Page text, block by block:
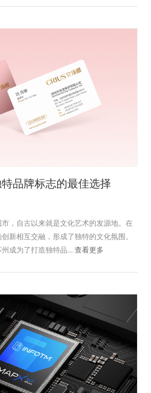
品牌标志的最佳选择
，自古以来就是文化艺术的发源地。在
新相互交融，形成了独特的文化氛围。
成为了打造独特品...查看更多